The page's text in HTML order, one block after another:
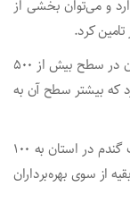
و می‌توان بخشی از
کرد.
هر ساله کشت پاییزه محصولات کشاورزی در گلستان در سطح بیش از ۵۰۰
که بیشتر سطح آن به
براساس گزارش جهادکشاورزی گلستان، برای زراعت گندم در استان به ۱۰۰
از سوی بهره‌برداران